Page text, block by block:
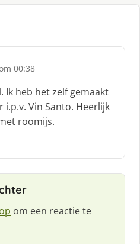
00:38
Ik heb het zelf gemaakt
Vin Santo. Heerlijk
roomijs.
om een reactie te